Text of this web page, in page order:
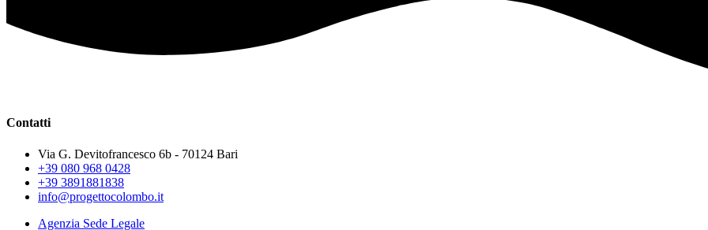
Contatti
Via G. Devitofrancesco 6b - 70124 Bari
+39 080 968 0428
+39 3891881838
info@progettocolombo.it
Agenzia Sede Legale